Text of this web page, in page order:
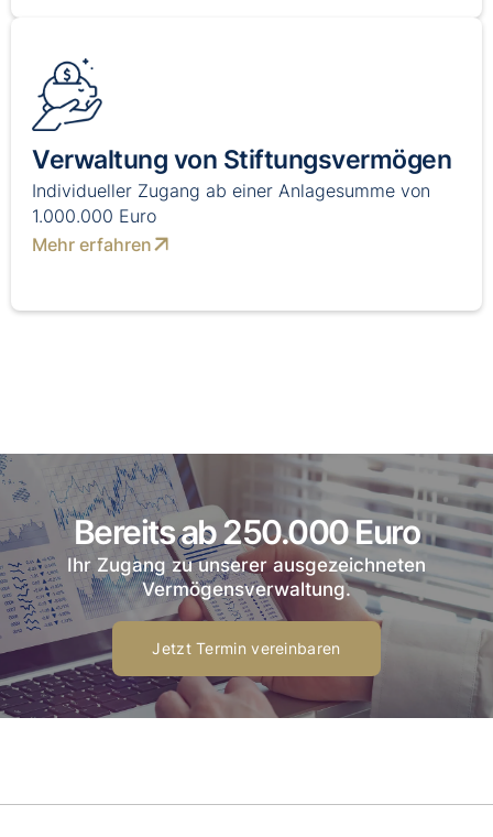
Verwaltung von Stiftungsvermögen
Individueller Zugang ab einer Anlagesumme von
1.000.000 Euro
Mehr erfahren
Bereits ab 250.000 Euro
Ihr Zugang zu unserer ausgezeichneten
Vermögensverwaltung.
Jetzt Termin vereinbaren